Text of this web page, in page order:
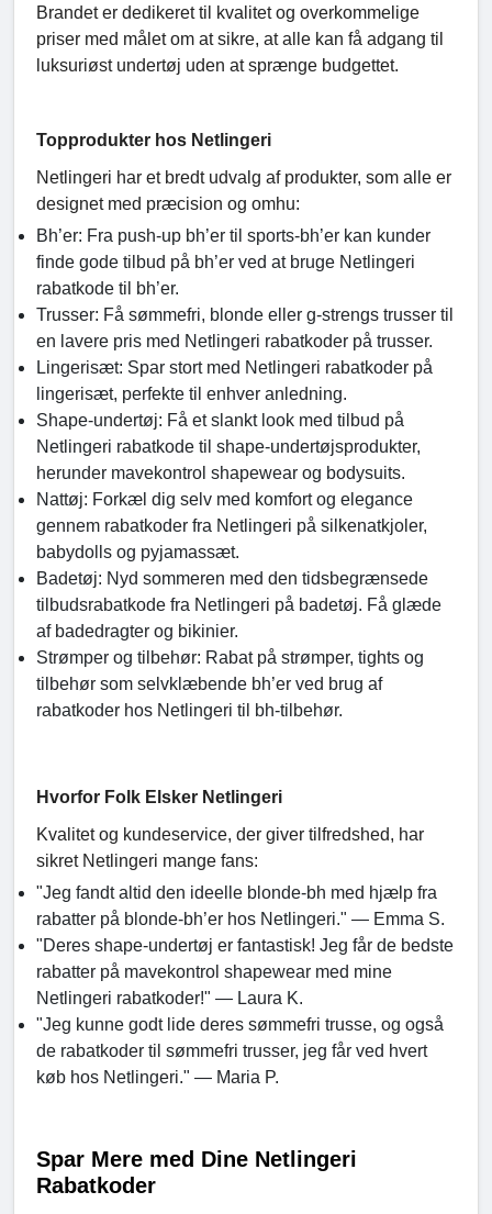
Brandet er dedikeret til kvalitet og overkommelige
priser med målet om at sikre, at alle kan få adgang til
luksuriøst undertøj uden at sprænge budgettet.
Topprodukter hos Netlingeri
Netlingeri har et bredt udvalg af produkter, som alle er
designet med præcision og omhu:
Bh’er: Fra push-up bh’er til sports-bh’er kan kunder
finde gode tilbud på bh’er ved at bruge Netlingeri
rabatkode til bh’er.
Trusser: Få sømmefri, blonde eller g-strengs trusser til
en lavere pris med Netlingeri rabatkoder på trusser.
Lingerisæt: Spar stort med Netlingeri rabatkoder på
lingerisæt, perfekte til enhver anledning.
Shape-undertøj: Få et slankt look med tilbud på
Netlingeri rabatkode til shape-undertøjsprodukter,
herunder mavekontrol shapewear og bodysuits.
Nattøj: Forkæl dig selv med komfort og elegance
gennem rabatkoder fra Netlingeri på silkenatkjoler,
babydolls og pyjamassæt.
Badetøj: Nyd sommeren med den tidsbegrænsede
tilbudsrabatkode fra Netlingeri på badetøj. Få glæde
af badedragter og bikinier.
Strømper og tilbehør: Rabat på strømper, tights og
tilbehør som selvklæbende bh’er ved brug af
rabatkoder hos Netlingeri til bh-tilbehør.
Hvorfor Folk Elsker Netlingeri
Kvalitet og kundeservice, der giver tilfredshed, har
sikret Netlingeri mange fans:
"Jeg fandt altid den ideelle blonde-bh med hjælp fra
rabatter på blonde-bh’er hos Netlingeri." — Emma S.
"Deres shape-undertøj er fantastisk! Jeg får de bedste
rabatter på mavekontrol shapewear med mine
Netlingeri rabatkoder!" — Laura K.
"Jeg kunne godt lide deres sømmefri trusse, og også
de rabatkoder til sømmefri trusser, jeg får ved hvert
køb hos Netlingeri." — Maria P.
Spar Mere med Dine Netlingeri
Rabatkoder